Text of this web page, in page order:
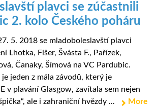
plavci se zúčastnili
2. kolo Českého poháru
5. 2018 se mladoboleslavští plavci
Lhotka, Fišer, Švásta F., Pařízek,
Čanaky, Šímová na VC Pardubic.
jeden z mála závodů, který je
v plavání Glasgow, zavítala sem nejen
ale i zahraniční hvězdy ...
More